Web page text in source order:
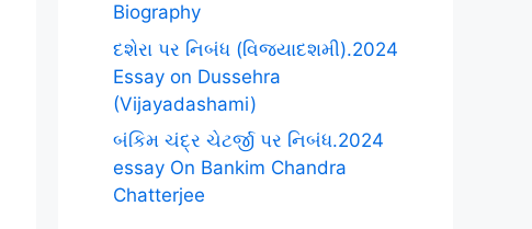
Biography
દશેરા પર નિબંધ (વિજયાદશમી).2024
Essay on Dussehra
(Vijayadashami)
બંકિમ ચંદ્ર ચેટર્જી પર નિબંધ.2024
essay On Bankim Chandra
Chatterjee